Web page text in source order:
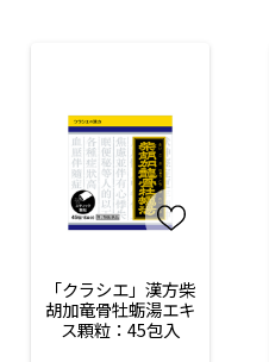
「クラシエ」漢方柴
胡加竜骨牡蛎湯エキ
ス顆粒：45包入